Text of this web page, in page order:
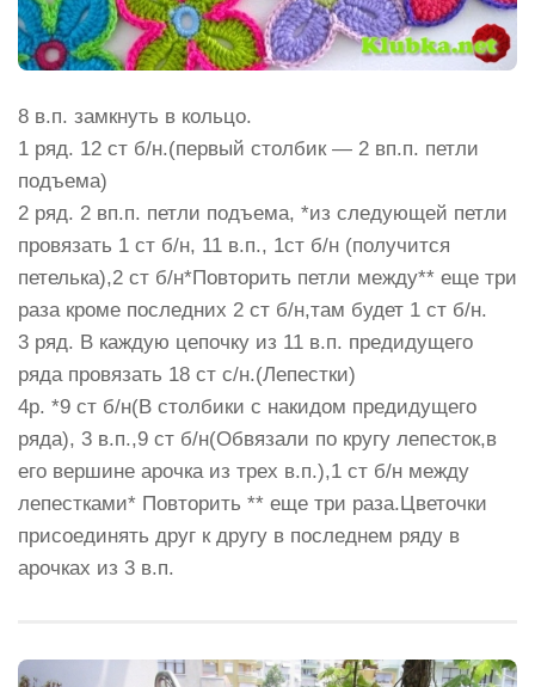
8 в.п. замкнуть в кольцо.
1 ряд. 12 ст б/н.(первый столбик — 2 вп.п. петли
подъема)
2 ряд. 2 вп.п. петли подъема, *из следующей петли
провязать 1 ст б/н, 11 в.п., 1ст б/н (получится
петелька),2 ст б/н*Повторить петли между** еще три
раза кроме последних 2 ст б/н,там будет 1 ст б/н.
3 ряд. В каждую цепочку из 11 в.п. предидущего
ряда провязать 18 ст с/н.(Лепестки)
4р. *9 ст б/н(В столбики с накидом предидущего
ряда), 3 в.п.,9 ст б/н(Обвязали по кругу лепесток,в
его вершине арочка из трех в.п.),1 ст б/н между
лепестками* Повторить ** еще три раза.Цветочки
присоединять друг к другу в последнем ряду в
арочках из 3 в.п.